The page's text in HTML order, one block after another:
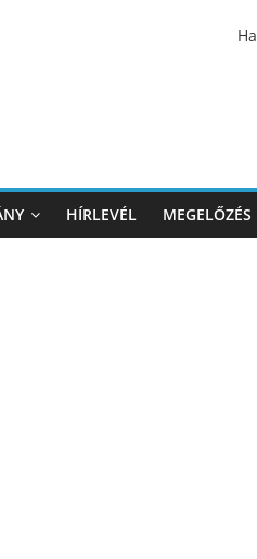
HÍRLEVÉL MEGELŐZÉS